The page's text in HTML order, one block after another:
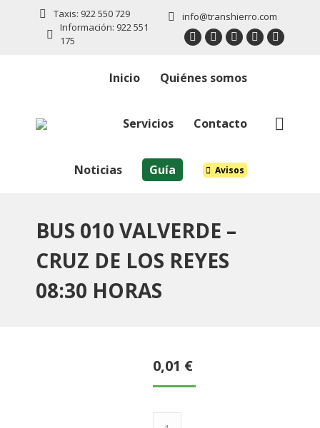
Taxis: 922 550 729
Información: 922 551
175
info@transhierro.com
Twitter
opens
window
Facebook
opens
window
Instagram
opens
window
Linkedin
windowwindow
Inicio Quiénes somos
Servicios Contacto
Noticias Guía Avisos
Buscar:
BUS 010 VALVERDE –
CRUZ DE LOS REYES
08:30 HORAS
0,01 €